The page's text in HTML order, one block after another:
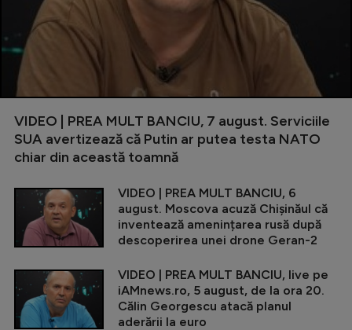
VIDEO | PREA MULT BANCIU, 7 august. Serviciile
SUA avertizează că Putin ar putea testa NATO
chiar din această toamnă
VIDEO | PREA MULT BANCIU, 6
august. Moscova acuză Chișinăul că
inventează amenințarea rusă după
descoperirea unei drone Geran-2
VIDEO | PREA MULT BANCIU, live pe
iAMnews.ro, 5 august, de la ora 20.
Călin Georgescu atacă planul
aderării la euro